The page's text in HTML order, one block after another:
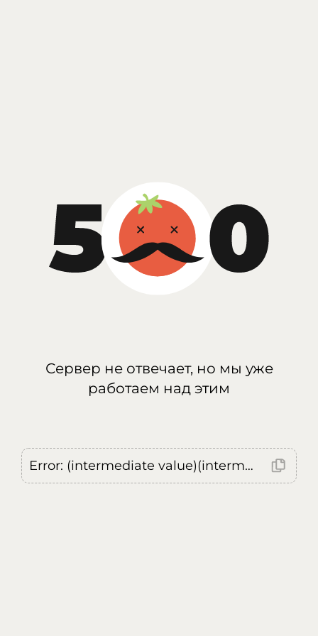
Сервер не отвечает, но мы уже
работаем над этим
Error: (intermediate value)(intermediate value)(intermediate value).replaceAll is not a function